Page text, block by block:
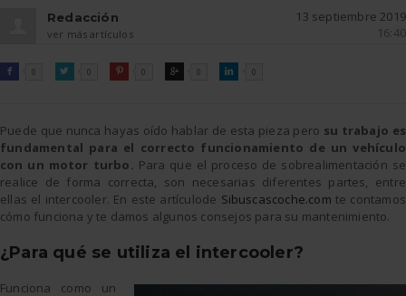
Redacción
ver más artículos
13 septiembre 2019
16:40

FACEBOOK
0 
TWITTER0 
PINTEREST
0 
GOOGLE0 
LINKEDIN
0
Puede que nunca hayas oído hablar de esta pieza pero su trabajo es
fundamental para el correcto funcionamiento de un vehículo
con un motor turbo.
Para que el proceso de sobrealimentación se
realice de forma correcta, son necesarias diferentes partes, entre
ellas el intercooler. En este artículode Sibuscascoche.com te contamos
cómo funciona y te damos algunos consejos para su mantenimiento.
¿Para qué se utiliza el intercooler?
Funciona como un